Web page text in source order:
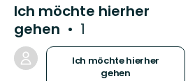
Ich möchte hierher
gehen
1
Ich möchte hierher
gehen